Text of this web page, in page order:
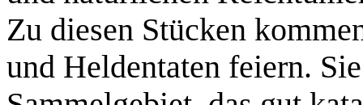
Zu diesen Stücken
und Heldentaten feiern.